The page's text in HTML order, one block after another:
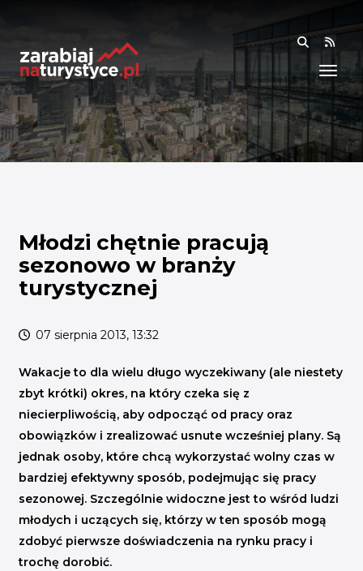
RSS
WIEDZA
ANALIZY I RAPORTY
BADANIA I DANE
AKADEMIA
FINANSE I WSPARCIE
INICJATYWY BRANŻOWE
WYDARZENIA
KONKURSY I NABORY
KALENDARZ WYDARZEŃ
HISTORIA SUKCESU
Młodzi chętnie pracują
sezonowo w branży
turystycznej
07 sierpnia 2013, 13:32
Wakacje to dla wielu długo wyczekiwany (ale niestety
zbyt krótki) okres, na który czeka się z
niecierpliwością, aby odpocząć od pracy oraz
obowiązków i zrealizować usnute wcześniej plany. Są
jednak osoby, które chcą wykorzystać wolny czas w
bardziej efektywny sposób, podejmując się pracy
sezonowej. Szczególnie widoczne jest to wśród ludzi
młodych i uczących się, którzy w ten sposób mogą
zdobyć pierwsze doświadczenia na rynku pracy i
trochę dorobić.